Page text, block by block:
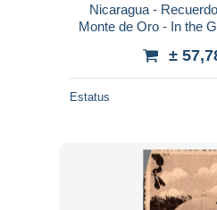
Nicaragua -
Monte de Oro - In the
±
Estatus